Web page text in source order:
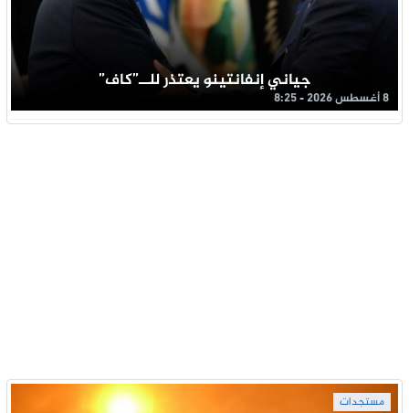
جياني إنفانتينو يعتذر للــ”كاف”
8 أغسطس 2026 - 8:25
مستجدات